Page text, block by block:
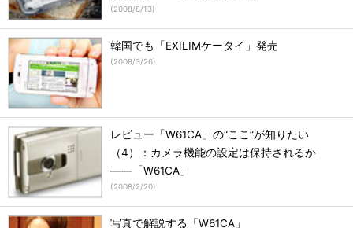
(2008/8/13)
韓国でも「EXILIMケータイ」発売
(2008/3/26)
レビュー「W61CA」の“ここ”が知りたい
（4）：カメラ機能の設定は保持されるか
――「W61CA」
(2008/2/20)
写真で解説する「W61CA」